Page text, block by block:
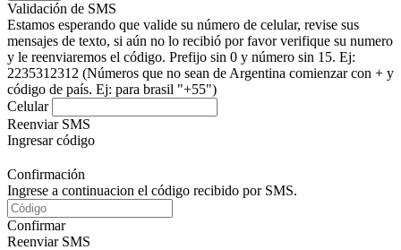
Validación de SMS
Estamos esperando que valide su número de celular, revise sus
mensajes de texto, si aún no lo recibió por favor verifique su numero
y le reenviaremos el código. Prefijo sin 0 y número sin 15. Ej:
2235312312 (Números que no sean de Argentina comienzar con + y
código de país. Ej: para brasil "+55")
Celular
Reenviar SMS
Ingresar código
Confirmación
Ingrese a continuacion el código recibido por SMS.
Confirmar
Reenviar SMS